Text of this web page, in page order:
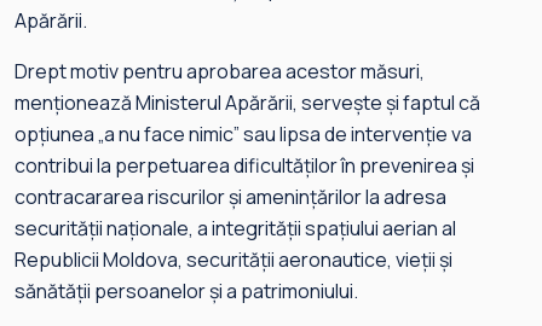
Apărării.
Drept motiv pentru aprobarea acestor măsuri,
menționează Ministerul Apărării, servește și faptul că
opțiunea „a nu face nimic” sau lipsa de intervenție va
contribui la perpetuarea dificultăților în prevenirea și
contracararea riscurilor și amenințărilor la adresa
securității naționale, a integrității spațiului aerian al
Republicii Moldova, securității aeronautice, vieții și
sănătății persoanelor și a patrimoniului.